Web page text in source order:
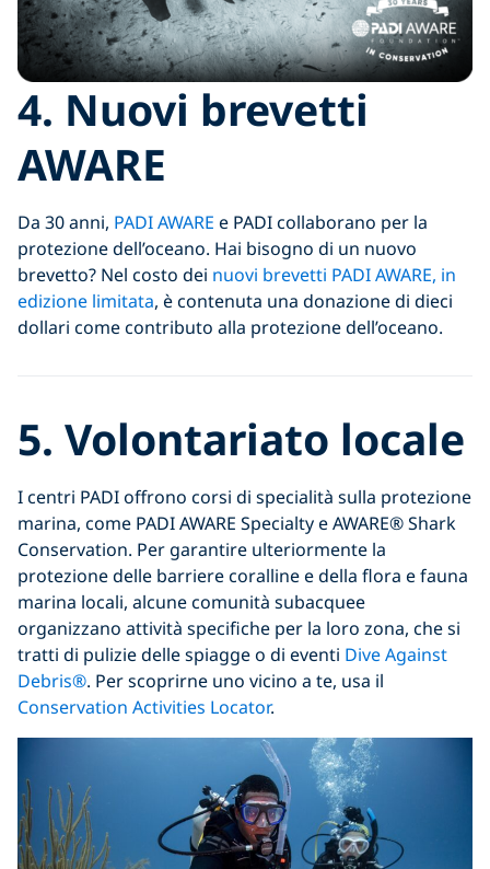
4. Nuovi brevetti
AWARE
Da 30 anni, PADI AWARE e PADI collaborano per la
protezione dell’oceano. Hai bisogno di un nuovo
brevetto? Nel costo dei nuovi brevetti PADI AWARE, in
edizione limitata, è contenuta una donazione di dieci
dollari come contributo alla protezione dell’oceano.
5. Volontariato locale
I centri PADI offrono corsi di specialità sulla protezione
marina, come PADI AWARE Specialty e AWARE® Shark
Conservation. Per garantire ulteriormente la
protezione delle barriere coralline e della flora e fauna
marina locali, alcune comunità subacquee
organizzano attività specifiche per la loro zona, che si
tratti di pulizie delle spiagge o di eventi Dive Against
Debris®. Per scoprirne uno vicino a te, usa il
Conservation Activities Locator.